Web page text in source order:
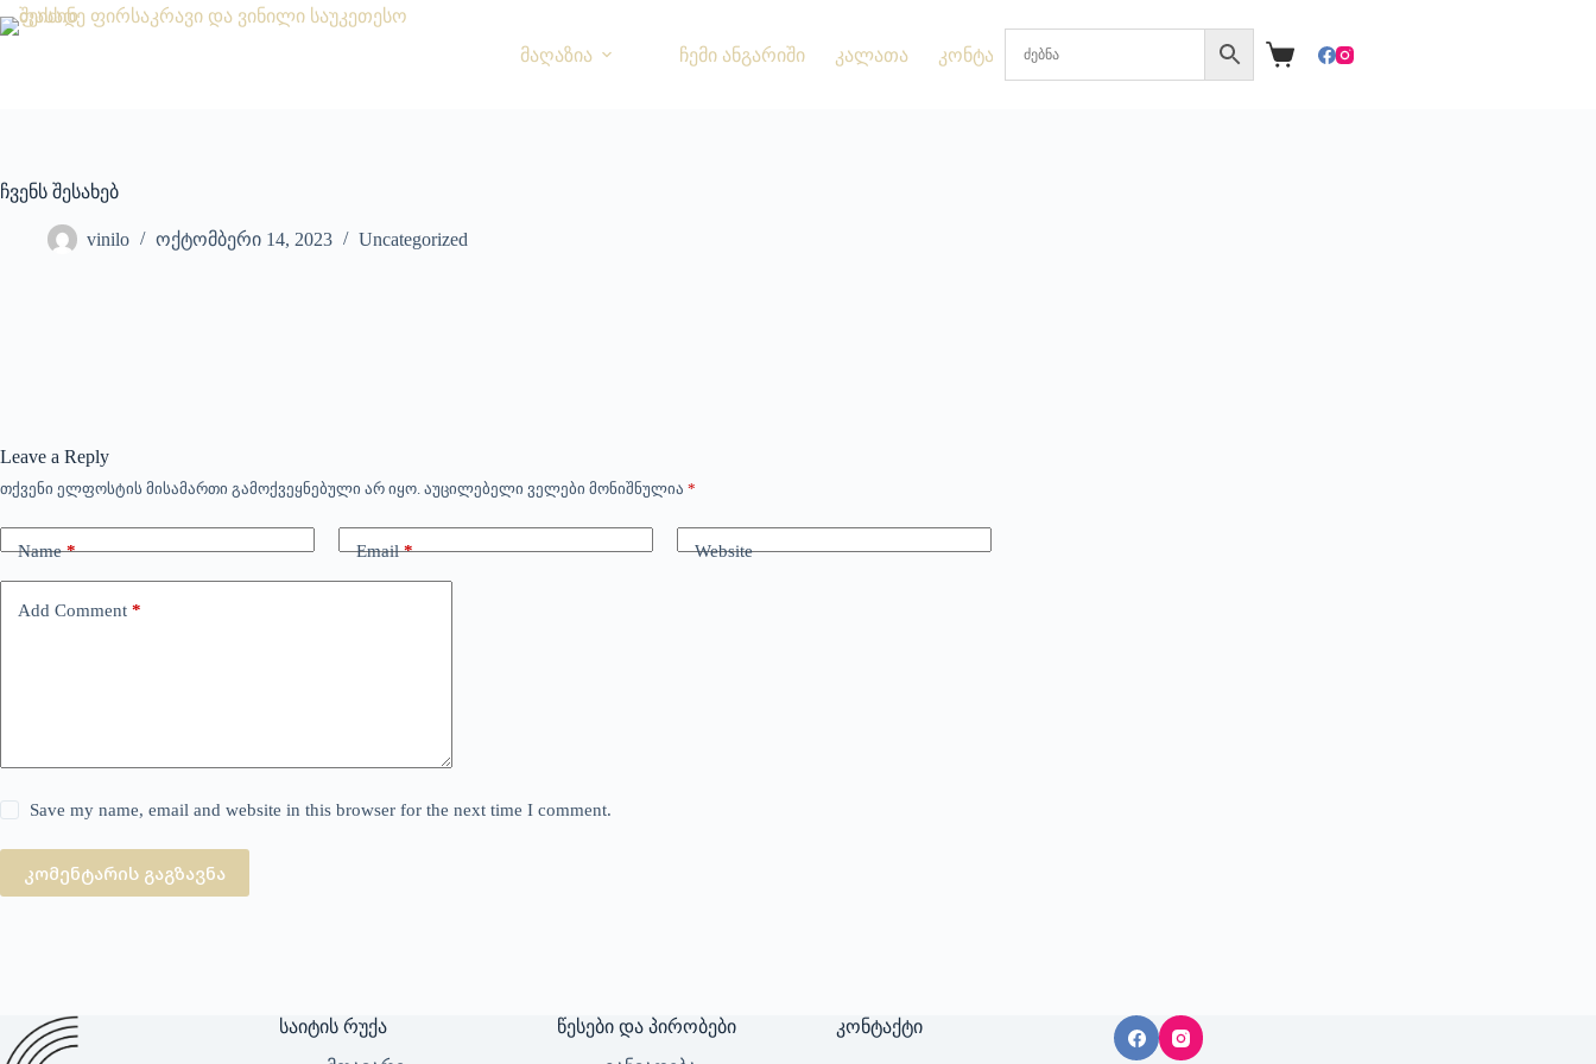
მაღაზია ჩემი ანგარიში კალათა კონტაქტი
ჩვენს შესახებ
vinilo ოქტომბერი 14, 2023 Uncategorized
Leave a Reply
თქვენი ელფოსტის მისამართი გამოქვეყნებული არ იყო. აუცილებელი ველები მონიშნულია *
Name* Email* Website
Add Comment *
Save my name, email and website in this browser for the next time I comment.
კომენტარის გაგზავნა
საიტის რუქა
წესები და პირობები
კონტაქტი